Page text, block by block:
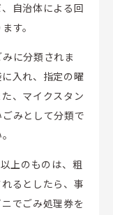
自治体による回
す。
に分類されま
入れ、指定の曜
、マイクスタン
みとして分類で
上のものは、粗
るとしたら、事
でごみ処理券を